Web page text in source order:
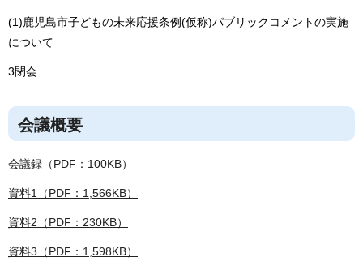
(1)鹿児島市子どもの未来応援条例(仮称)パブリックコメントの実施
について
3閉会
会議概要
会議録（PDF：100KB）
資料1（PDF：1,566KB）
資料2（PDF：230KB）
資料3（PDF：1,598KB）